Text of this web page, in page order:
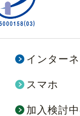
インター
スマホ
加入検討